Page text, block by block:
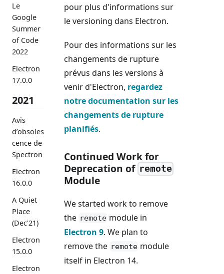
Le
Google
Summer
of Code
2022
Electron
17.0.0
2021
Avis
d’obsoles
cence de
Spectron
Electron
16.0.0
A Quiet
Place
(Dec'21)
Electron
15.0.0
Electron
pour plus d'informations sur
le versioning dans Electron.
Pour des informations sur les
changements de rupture
prévus dans les versions à
venir d'Electron, regardez
notre documentation sur les
changements de rupture
planifiés.
Continued Work for
Deprecation of remote
Module
We started work to remove
the remote module in
Electron 9. We plan to
remove the remote module
itself in Electron 14.